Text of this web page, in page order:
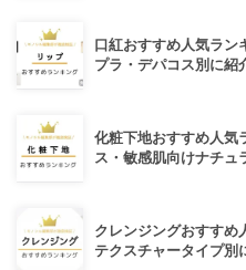
口紅おすすめ人気ラン
プラ・デパコス別に紹
化粧下地おすすめ人気
ス・敏感肌向けナチュ
クレンジングおすすめ
テクスチャータイプ別